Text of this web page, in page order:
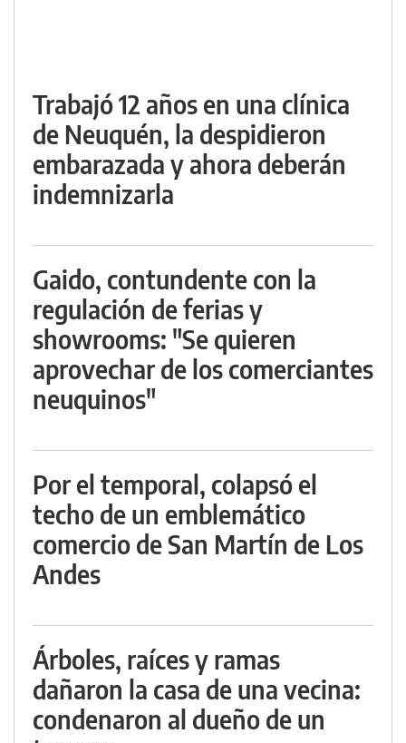
Trabajó 12 años en una clínica
de Neuquén, la despidieron
embarazada y ahora deberán
indemnizarla
Gaido, contundente con la
regulación de ferias y
showrooms: "Se quieren
aprovechar de los comerciantes
neuquinos"
Por el temporal, colapsó el
techo de un emblemático
comercio de San Martín de Los
Andes
Árboles, raíces y ramas
dañaron la casa de una vecina:
condenaron al dueño de un